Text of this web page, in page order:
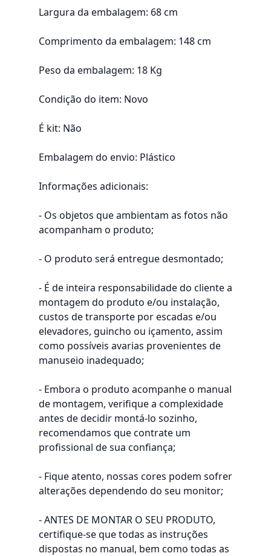
Largura da embalagem: 68 cm
Comprimento da embalagem: 148 cm
Peso da embalagem: 18 Kg
Condição do item: Novo
É kit: Não
Embalagem do envio: Plástico
Informações adicionais:
- Os objetos que ambientam as fotos não
acompanham o produto;
- O produto será entregue desmontado;
- É de inteira responsabilidade do cliente a
montagem do produto e/ou instalação,
custos de transporte por escadas e/ou
elevadores, guincho ou içamento, assim
como possíveis avarias provenientes de
manuseio inadequado;
- Embora o produto acompanhe o manual
de montagem, verifique a complexidade
antes de decidir montá-lo sozinho,
recomendamos que contrate um
profissional de sua confiança;
- Fique atento, nossas cores podem sofrer
alterações dependendo do seu monitor;
- ANTES DE MONTAR O SEU PRODUTO,
certifique-se que todas as instruções
dispostas no manual, bem como todas as